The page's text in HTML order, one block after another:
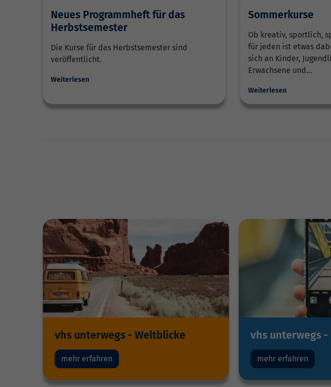
Neues Programmheft für das
Herbstsemester
Die Kurse für das Herbstsemester sind
veröffentlicht.
Weiterlesen
Sommerkurse
Ob kreativ, sportlich,
für jeden ist etwas
sich an Kinder,
Erwachsene und…
Weiterlesen
vhs unterwegs - Weltblicke
mehr erfahren
vhs unterwegs -
mehr erfahren